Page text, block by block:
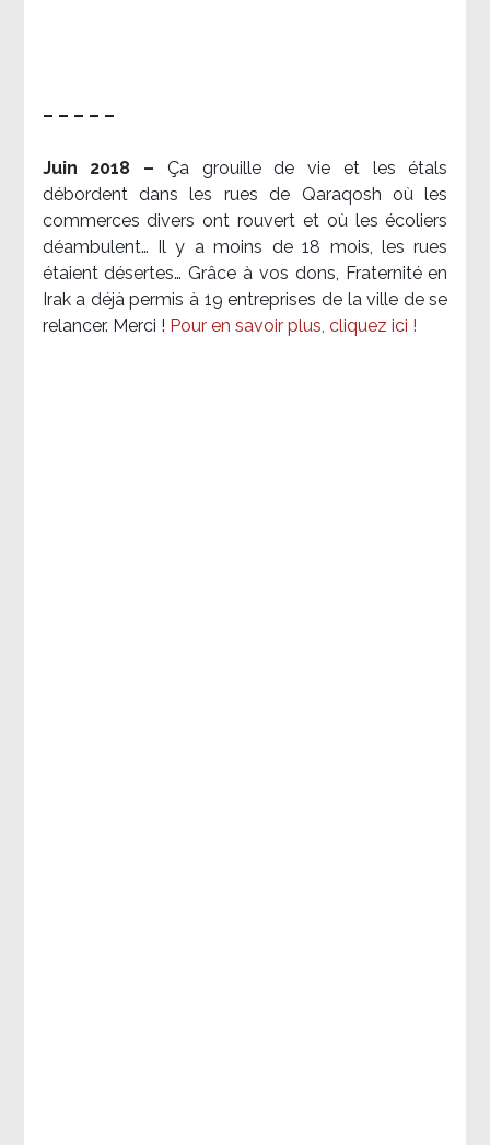
– – – – –
Juin 2018 – Ça grouille de vie et les étals
débordent dans les rues de Qaraqosh où les
commerces divers ont rouvert et où les écoliers
déambulent… Il y a moins de 18 mois, les rues
étaient désertes… Grâce à vos dons, Fraternité en
Irak a déjà permis à 19 entreprises de la ville de se
relancer. Merci ! Pour en savoir plus, cliquez ici !